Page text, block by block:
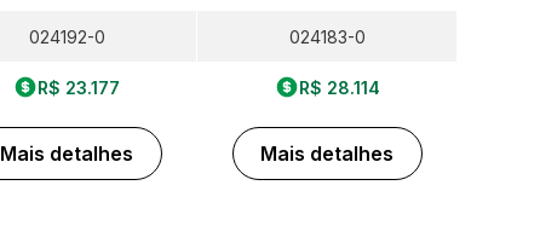
024192-0
R$ 23.177
Mais detalhes
024183-0
R$ 28.114
Mais detalhes